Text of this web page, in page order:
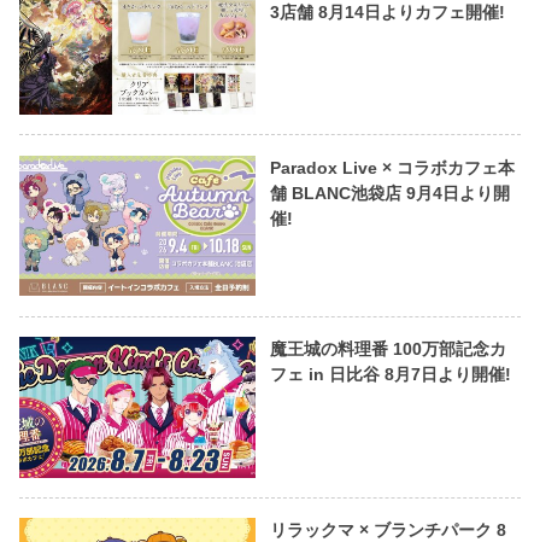
3店舗 8月14日よりカフェ開催!
Paradox Live × コラボカフェ本
舗 BLANC池袋店 9月4日より開
催!
魔王城の料理番 100万部記念カ
フェ in 日比谷 8月7日より開催!
リラックマ × ブランチパーク 8